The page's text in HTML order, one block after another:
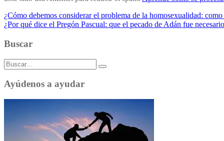
Navegación
de
entradas
¿Cómo debemos considerar el problema de la homosexualidad:
¿Por qué dice el Pregón Pascual: que el pecado de Adán fue
Buscar
Buscar:
Ayúdenos a ayudar